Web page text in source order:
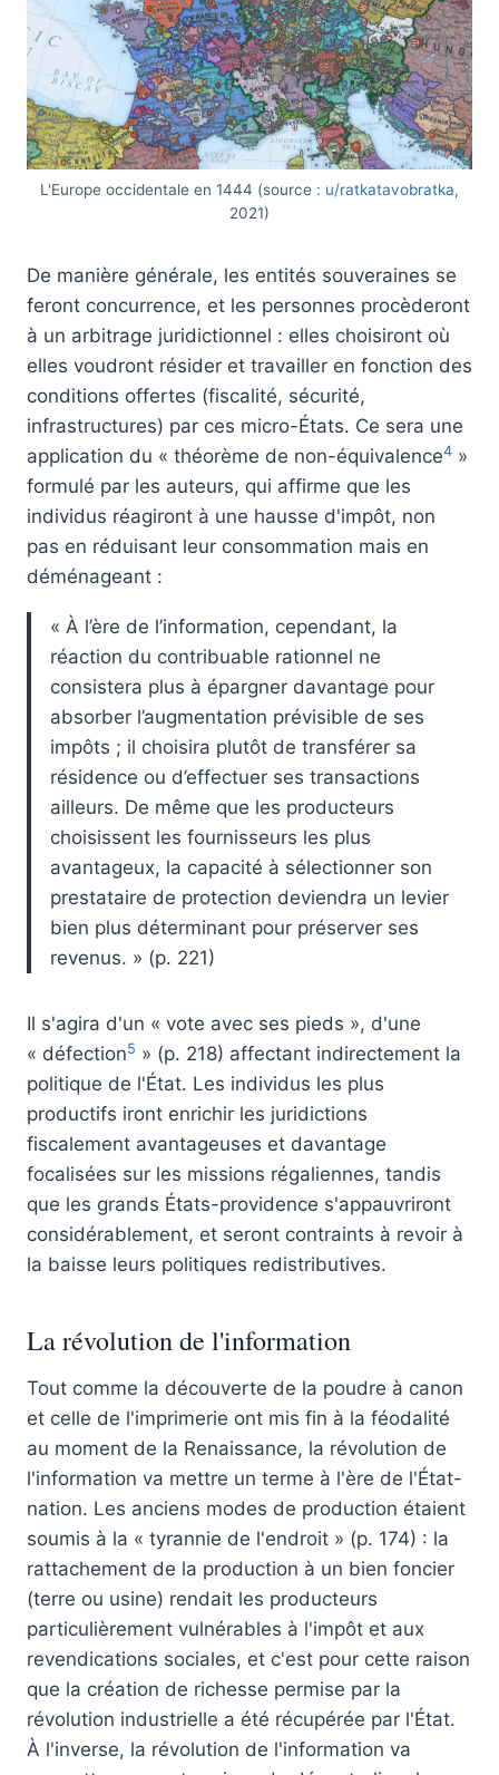
L'Europe occidentale en 1444 (source : u/ratkatavobratka,
2021)
De manière générale, les entités souveraines se
feront concurrence, et les personnes procèderont
à un arbitrage juridictionnel : elles choisiront où
elles voudront résider et travailler en fonction des
conditions offertes (fiscalité, sécurité,
infrastructures) par ces micro-États. Ce sera une
application du « théorème de non-équivalence4 »
formulé par les auteurs, qui affirme que les
individus réagiront à une hausse d'impôt, non
pas en réduisant leur consommation mais en
déménageant :
« À l’ère de l’information, cependant, la
réaction du contribuable rationnel ne
consistera plus à épargner davantage pour
absorber l’augmentation prévisible de ses
impôts ; il choisira plutôt de transférer sa
résidence ou d’effectuer ses transactions
ailleurs. De même que les producteurs
choisissent les fournisseurs les plus
avantageux, la capacité à sélectionner son
prestataire de protection deviendra un levier
bien plus déterminant pour préserver ses
revenus. » (p. 221)
Il s'agira d'un « vote avec ses pieds », d'une
« défection5 » (p. 218) affectant indirectement la
politique de l'État. Les individus les plus
productifs iront enrichir les juridictions
fiscalement avantageuses et davantage
focalisées sur les missions régaliennes, tandis
que les grands États-providence s'appauvriront
considérablement, et seront contraints à revoir à
la baisse leurs politiques redistributives.
La révolution de l'information
Tout comme la découverte de la poudre à canon
et celle de l'imprimerie ont mis fin à la féodalité
au moment de la Renaissance, la révolution de
l'information va mettre un terme à l'ère de l'État-
nation. Les anciens modes de production étaient
soumis à la « tyrannie de l'endroit » (p. 174) : la
rattachement de la production à un bien foncier
(terre ou usine) rendait les producteurs
particulièrement vulnérables à l'impôt et aux
revendications sociales, et c'est pour cette raison
que la création de richesse permise par la
révolution industrielle a été récupérée par l'État.
À l'inverse, la révolution de l'information va